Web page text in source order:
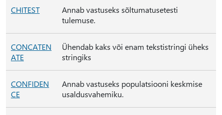
CHITEST
Annab vastuseks sõltumatusetesti
tulemuse.
CONCATEN
ATE
Ühendab kaks või enam tekstistringi üheks
stringiks
CONFIDEN
CE
Annab vastuseks populatsiooni keskmise
usaldusvahemiku.